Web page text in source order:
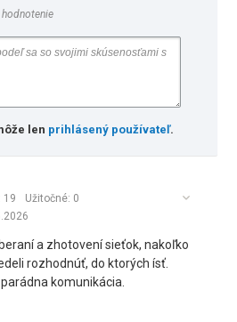
len prihlásený používateľ.
19 Užitočné: 0
a zhotovení sieťok, nakoľko
rozhodnúť, do ktorých ísť.
komunikácia.